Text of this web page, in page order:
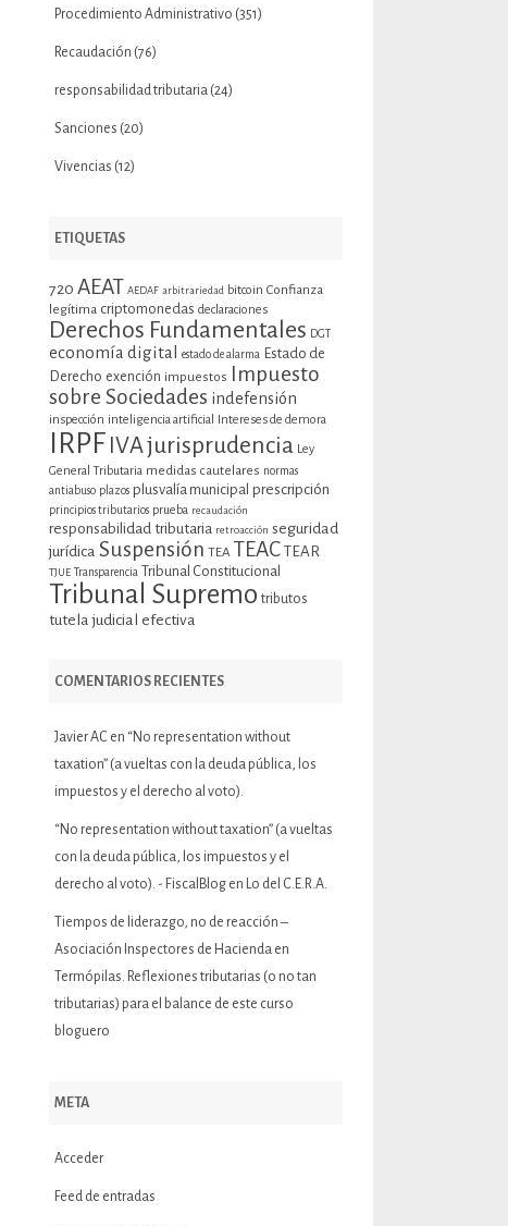
Procedimiento Administrativo (351)
Recaudación (76)
responsabilidad tributaria(24)
Sanciones (20)
Vivencias (12)
ETIQUETAS
720 AEAT AEDAF arbitrariedad bitcoin Confianza
legítima criptomonedas declaraciones
Derechos Fundamentales DGT
economía digital estado de alarma
Estado de
Derecho exención impuestos
Impuesto
sobre Sociedades indefensión
inspección inteligencia artificial Intereses de demora
IRPF IVAjurisprudencia Ley
General Tributaria medidas cautelares normas
antiabuso plazos plusvalía municipal prescripción
principios tributarios prueba recaudación
responsabilidad tributaria retroacción seguridad
jurídica Suspensión TEA TEAC TEAR
TJUE Transparencia Tribunal Constitucional
Tribunal Supremo tributos
tutela judicial efectiva
COMENTARIOS RECIENTES
Javier AC en “No representation without
taxation” (a vueltas con la deuda pública, los
impuestos y el derecho al voto).
“No representation without taxation” (a vueltas
con la deuda pública, los impuestos y el
derecho al voto). - FiscalBlogen Lo del C.E.R.A.
Tiempos de liderazgo, no de reacción –
Asociación Inspectores de Haciendaen
Termópilas. Reflexiones tributarias (o no tan
tributarias) para el balance de este curso
bloguero
META
Acceder
Feed de entradas